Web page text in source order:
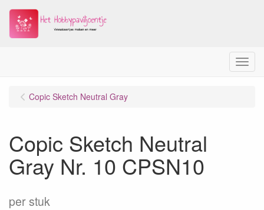
Menu
Copic Sketch Neutral Gray
Copic Sketch Neutral
Gray Nr. 10 CPSN10
per stuk